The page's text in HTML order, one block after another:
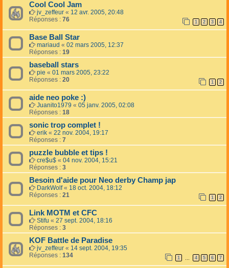
Cool Cool Jam
jv_zeffeur « 12 avr. 2005, 20:48
Réponses : 76 1 2 3 4
Base Ball Star
mariaud « 02 mars 2005, 12:37
Réponses : 19
baseball stars
pie « 01 mars 2005, 23:22
Réponses : 20 1 2
aide neo poke :)
Juanito1979 « 05 janv. 2005, 02:08
Réponses : 18
sonic trop complet !
erik « 22 nov. 2004, 19:17
Réponses : 7
puzzle bubble et tips !
cre$u$ « 04 nov. 2004, 15:21
Réponses : 3
Besoin d'aide pour Neo derby Champ jap
DarkWolf« 18 oct. 2004, 18:12
Réponses : 21 1 2
Link MOTM et CFC
Stifu « 27 sept. 2004, 18:16
Réponses : 3
KOF Battle de Paradise
jv_zeffeur « 14 sept. 2004, 19:35
Réponses : 134 1 … 4 5 6 7